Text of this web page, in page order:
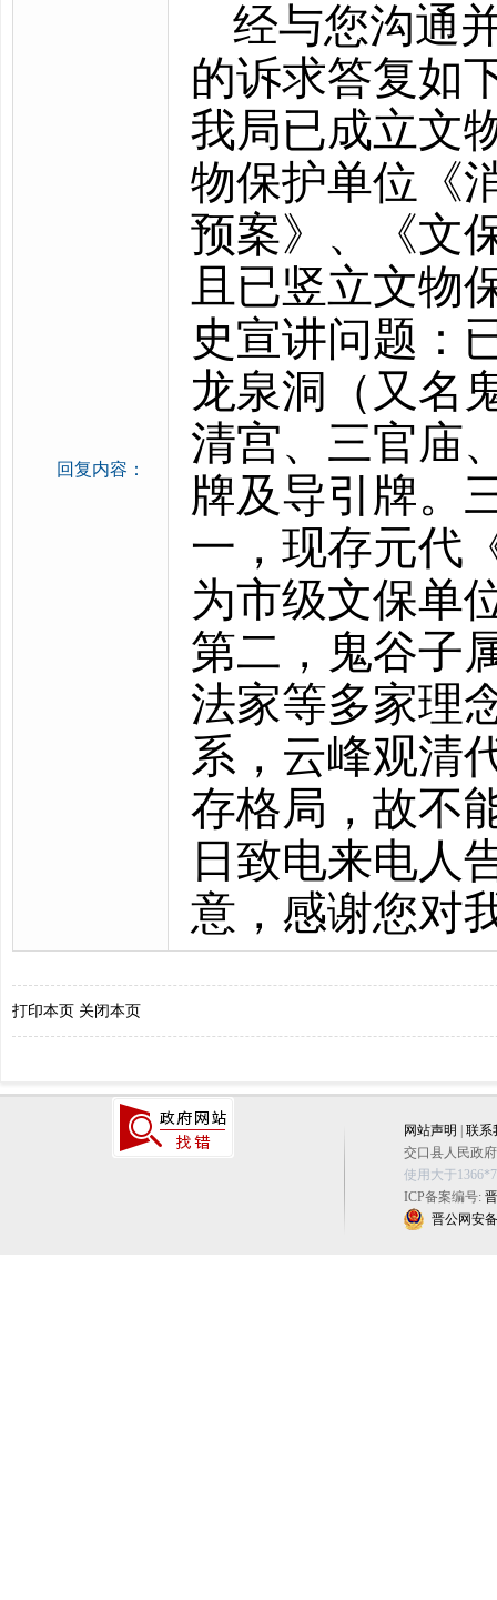
回复内容：
经与您沟通
的诉求答复如
我局已成立文
物保护单位《
预案》、《文
且已竖立文物
史宣讲问题：
龙泉洞（又名
清宫、三官庙
牌及导引牌。
一，现存元代
为市级文保单
第二，鬼谷子
法家等多家理
系，云峰观清
存格局，故不
日致电来电人
意，感谢您对
打印本页 关闭本页
网站声明
联系
交口县人民政
使用大于
ICP备案编号:
晋公网安